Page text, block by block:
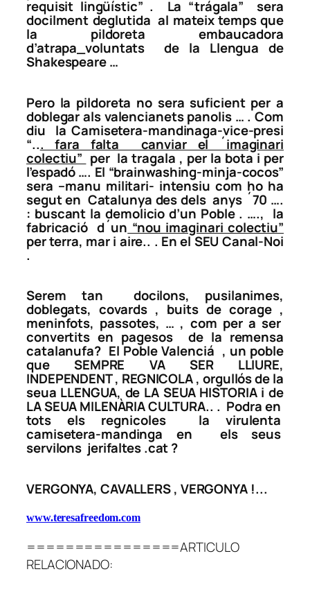
requisit lingüístic” . La “trágala” sera
docilment deglutida al mateix temps que
la pildoreta embaucadora
d’atrapa_voluntats de la Llengua de
Shakespeare …
Pero la pildoreta no sera suficient per a
doblegar als valencianets panolis … . Com
diu la Camisetera-mandinaga-vice-presi
“... fara falta canviar el ´imaginari
colectiu” per la tragala , per la bota i per
l’espadó …. El “brainwashing-minja-cocos”
sera –manu militari- intensiu com ho ha
segut en Catalunya des dels anys ´70 ….
: buscant la demolicio d’un Poble . …., la
fabricació d´un “nou imaginari colectiu”
per terra, mar i aire.. . En el SEU Canal-Noi
.
Serem tan docilons, pusilanimes,
doblegats, covards , buits de corage ,
meninfots, passotes, … , com per a ser
convertits en pagesos de la remensa
catalanufa?El Poble Valenciá , un poble
que SEMPRE VA SER LLIURE,
INDEPENDENT , REGNICOLA , orgullós de la
seua LLENGUA, de LA SEUA HISTORIA i de
LA SEUA MILENÀRIA CULTURA.. . Podra en
tots els regnicoles la virulenta
camisetera-mandinga en els seus
servilons jerifaltes .cat ?
VERGONYA, CAVALLERS , VERGONYA !...
www.teresafreedom.com
================ARTICULO
RELACIONADO: